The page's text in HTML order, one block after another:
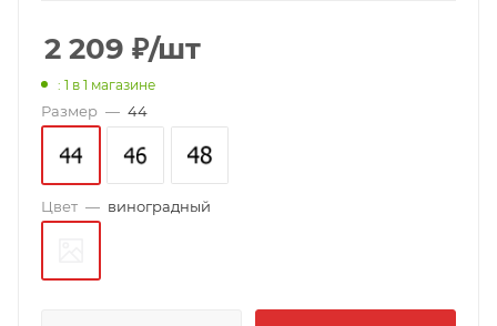
2 209 ₽/шт
: 1 в 1 магазине
Размер — 44
Цвет — виноградный